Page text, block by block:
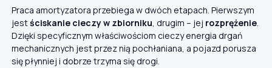
Praca amortyzatora przebiega w dwóch etapach. Pierwszym
jestściskanie cieczy w zbiorniku, drugim – jej rozprężenie.
Dzięki specyficznym właściwościom cieczy energia drgań
mechanicznych jest przez nią pochłaniana, a pojazd porusza
się płynniej i dobrze trzyma się drogi.